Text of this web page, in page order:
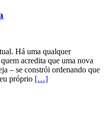
Há uma qualquer
acredita que uma nova
– se constrói ordenando que
próprio […]